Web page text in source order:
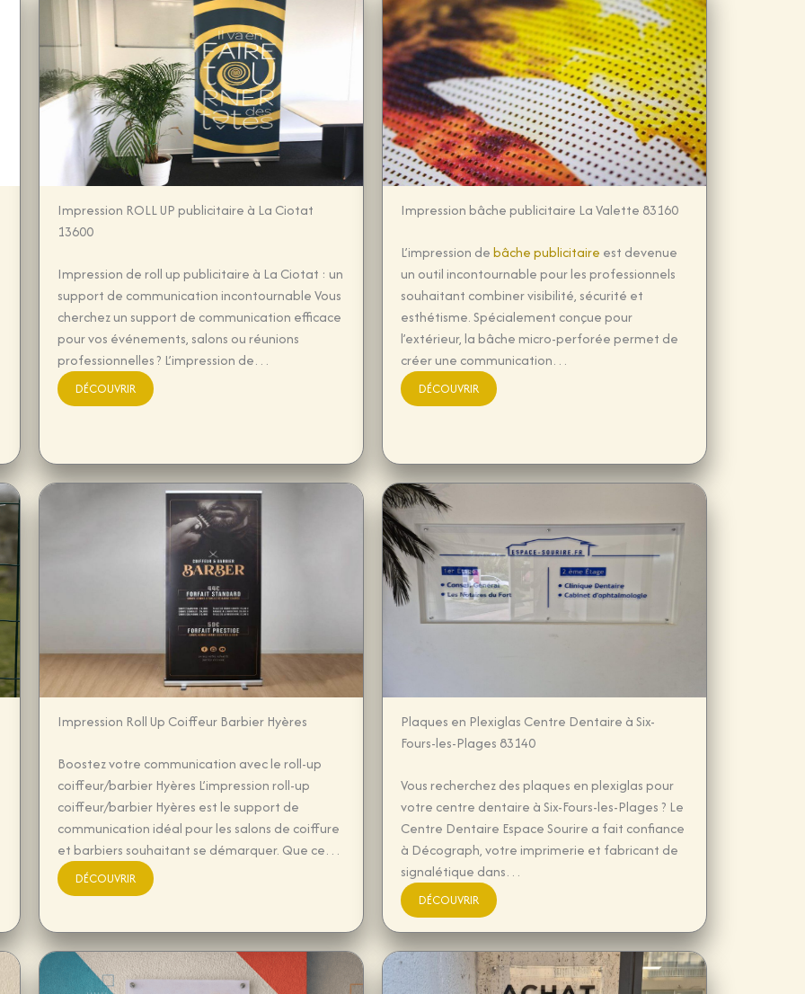
Impression ROLL UP publicitaire à La Ciotat
13600
Impression de roll up publicitaire à La Ciotat : un
support de communication incontournable Vous
cherchez un support de communication efficace
pour vos événements, salons ou réunions
professionnelles ? L’impression de…
DÉCOUVRIR
Impression bâche publicitaire La Valette 83160
L’impression debâche publicitaire est devenue
un outil incontournable pour les professionnels
souhaitant combiner visibilité, sécurité et
esthétisme. Spécialement conçue pour
l’extérieur, la bâche micro-perforée permet de
créer une communication…
DÉCOUVRIR
Impression Roll Up Coiffeur Barbier Hyères
Boostez votre communication avec le roll-up
coiffeur/barbier Hyères L’impression roll-up
coiffeur/barbier Hyères est le support de
communication idéal pour les salons de coiffure
et barbiers souhaitant se démarquer. Que ce…
DÉCOUVRIR
Plaques en Plexiglas Centre Dentaire à Six-
Fours-les-Plages 83140
Vous recherchez des plaques en plexiglas pour
votre centre dentaire à Six-Fours-les-Plages ? Le
Centre Dentaire Espace Sourire a fait confiance
à Décograph, votre imprimerie et fabricant de
signalétique dans…
DÉCOUVRIR